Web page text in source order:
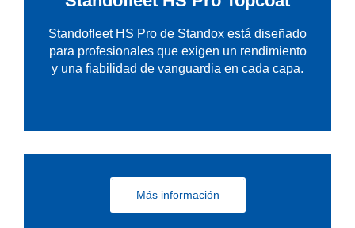
Standofleet HS Pro de Standox está diseñado
para profesionales que exigen un rendimiento
y una fiabilidad de vanguardia en cada capa.
Más información